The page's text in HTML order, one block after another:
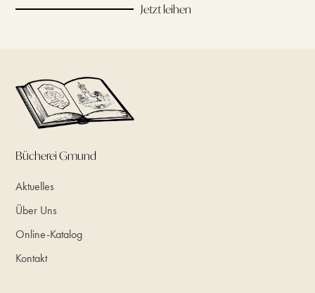
Jetzt leihen
Bücherei Gmund
Aktuelles
Über Uns
Online-Katalog
Kontakt